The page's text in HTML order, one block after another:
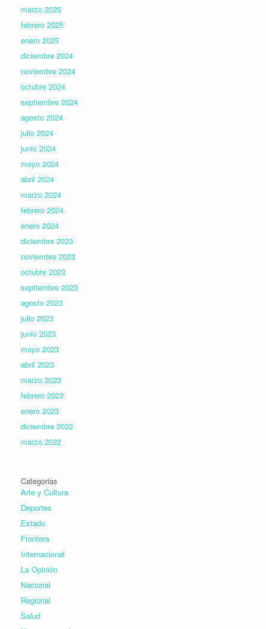
marzo 2025
febrero 2025
enero 2025
diciembre 2024
noviembre 2024
octubre 2024
septiembre 2024
agosto 2024
julio 2024
junio 2024
mayo 2024
abril 2024
marzo 2024
febrero 2024
enero 2024
diciembre 2023
noviembre 2023
octubre 2023
septiembre 2023
agosto 2023
julio 2023
junio 2023
mayo 2023
abril 2023
marzo 2023
febrero 2023
enero 2023
diciembre 2022
marzo 2022
Categorias
Arte y Cultura
Deportes
Estado
Frontera
Internacional
La Opinión
Nacional
Regional
Salud